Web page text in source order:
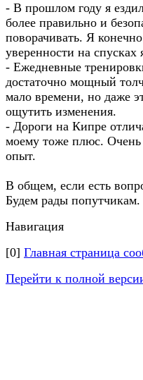
- В прошлом году я
более правильно и
поворачивать. Я
уверенности на спусках
- Ежедневные
достаточно мощный
мало времени, но даже
ощутить изменения.
- Дороги на Кипре
моему тоже плюс. Очень
опыт.
В общем, если есть
Будем рады попутчикам.
Навигация
[0] Главная страница
Перейти к полной